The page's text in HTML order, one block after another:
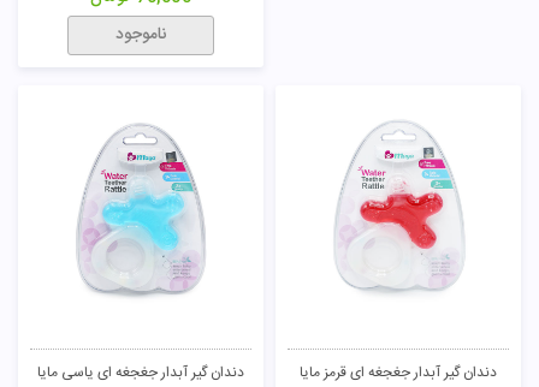
ناموجود
دندان گیر آبدار جغجغه ای قرمز مایا دندان گیر آبدار جغجغه ای یاسی مایا